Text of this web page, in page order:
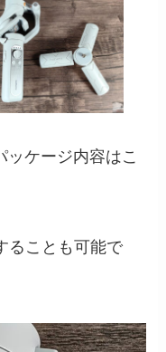
ッケージ内容はこ
ることも可能で